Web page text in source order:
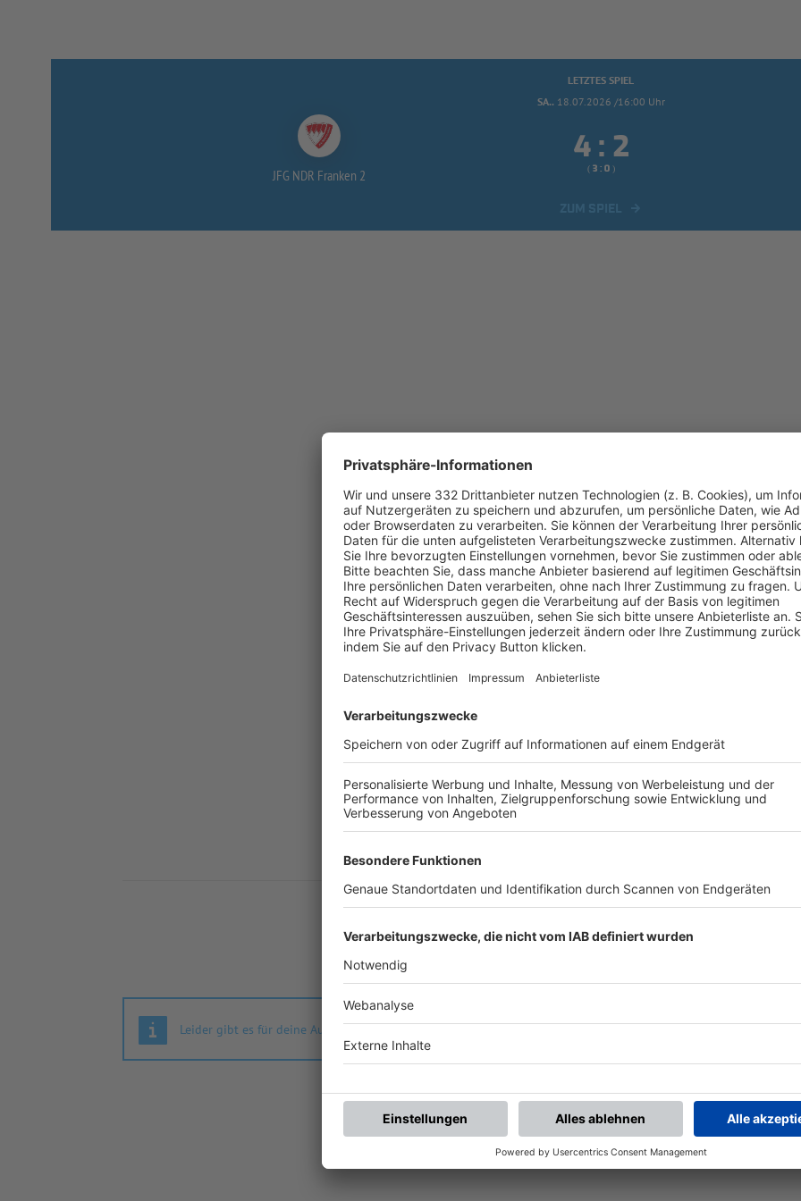
LETZTES SPIEL
SA.. 18.07.2026 /16:00 Uhr
JFG NDR Franken 2
 : 
(  :  )
UNSERE NEUIGKEITEN FÜR DICH
ALLE NEWS
Nächste Spiele
Leider gibt es für deine Auswahl keine Spiele.